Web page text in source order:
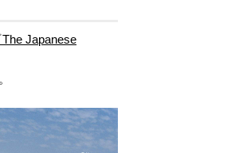
Japanese